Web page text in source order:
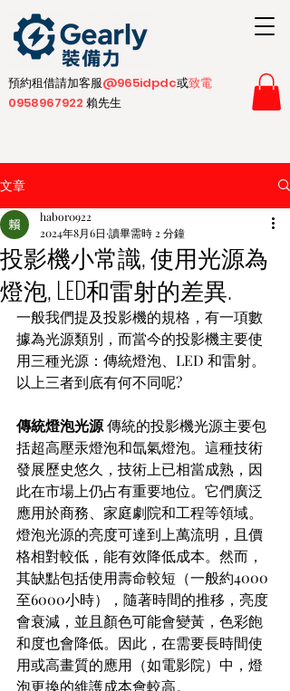
預約租借請加客服@965idpdc​或致電
0958967922 賴先生
文章
投影機小常識, 使用光源為
燈泡, LED和雷射的差異.
habor0922
2024年8月6日 讀畢需時 2 分鐘
一般我們提及投影機的規格，有一項數
據為光源類別，而當今的投影機主要使
用三種光源：傳統燈泡、LED 和雷射。
以上三者到底有何不同呢?
傳統燈泡光源 傳統的投影機光源主要包
括超高壓汞燈泡和氙氣燈泡。這種技術
發展歷史悠久，技術上已相當成熟，因
此在市場上仍占有重要地位。它們廣泛
應用於商務、家庭劇院和工程等領域。
燈泡光源的亮度可達到上萬流明，且價
格相對較低，能有效降低成本。然而，
其缺點包括使用壽命較短（一般約4000
至6000小時），隨著時間的推移，亮度
會衰減，並且顏色可能會變黃，色彩飽
和度也會降低。因此，在需要長時間使
用或高畫質的應用（如電影院）中，燈
泡更換的維護成本會較高。